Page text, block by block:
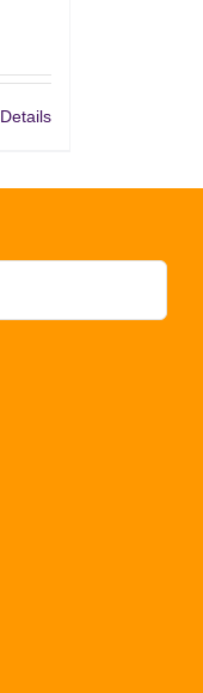
Details